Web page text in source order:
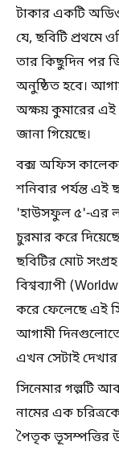
টাকার একটি অডিও
যে, ছবিটি প্রথমে
তার কিছুদিন পর জি
অনুষ্ঠিত হবে।
অক্ষয় কুমারের এই
জানা গিয়েছে।
বক্স অফিস
শনিবার পর্যন্ত এই
'হাউসফুল ৫'-এর
চুরমার করে
ছবিটির মোট
বিশ্বব্যাপী
করে ফেলেছে এই
আগামী
এখন সেটাই দেখার
সিনেমার গল্পটি
নামের এক চরিত্রকে
পৈতৃক ভূসম্পত্তির